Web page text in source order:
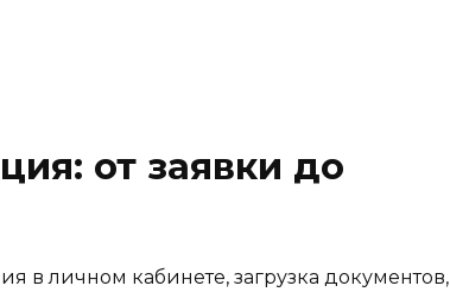
от заявки до
в личном кабинете, загрузка документов,